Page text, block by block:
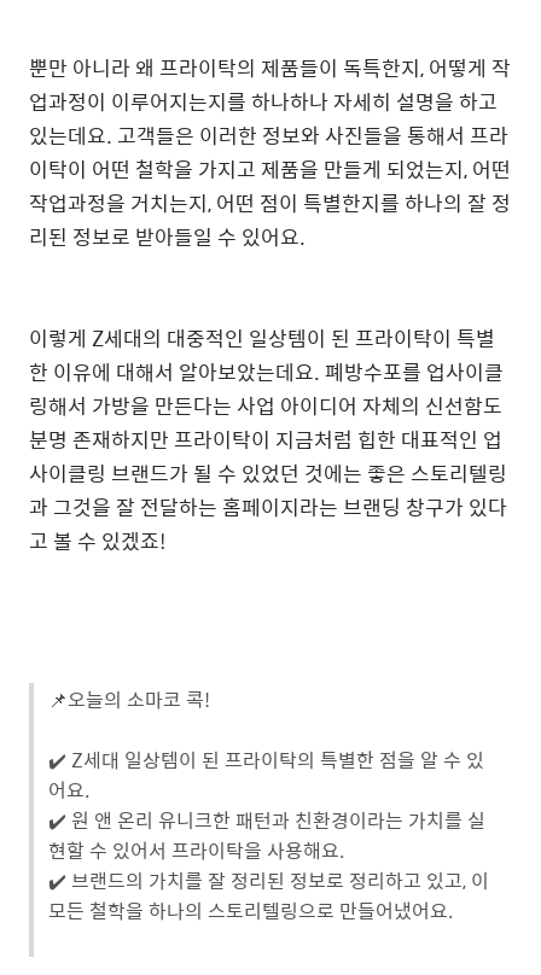
뿐만 아니라 왜 프라이탁의 제품들이 독특한지, 어떻게 작
업과정이 이루어지는지를 하나하나 자세히 설명을 하고
있는데요. 고객들은 이러한 정보와 사진들을 통해서 프라
이탁이 어떤 철학을 가지고 제품을 만들게 되었는지, 어떤
작업과정을 거치는지, 어떤 점이 특별한지를 하나의 잘 정
리된 정보로 받아들일 수 있어요.
이렇게 Z세대의 대중적인 일상템이 된 프라이탁이 특별
한 이유에 대해서 알아보았는데요. 폐방수포를 업사이클
링해서 가방을 만든다는 사업 아이디어 자체의 신선함도
분명 존재하지만 프라이탁이 지금처럼 힙한 대표적인 업
사이클링 브랜드가 될 수 있었던 것에는 좋은 스토리텔링
과 그것을 잘 전달하는 홈페이지라는 브랜딩 창구가 있다
고 볼 수 있겠죠!
📌오늘의 소마코 콕!
✔️ Z세대 일상템이 된 프라이탁의 특별한 점을 알 수 있
어요.
✔️ 원 앤 온리 유니크한 패턴과 친환경이라는 가치를 실
현할 수 있어서 프라이탁을 사용해요.
✔️ 브랜드의 가치를 잘 정리된 정보로 정리하고 있고, 이
모든 철학을 하나의 스토리텔링으로 만들어냈어요.